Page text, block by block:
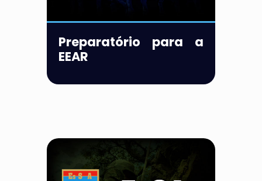
Preparatório para a
EEAR